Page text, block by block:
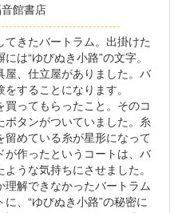
音館書店
きたバートラム。出掛けた
は“ゆびぬき小路”の文字。
、仕立屋がありました。バ
することになります。
ってもらったこと。そのコ
タンがついていました。糸
めている糸が星形になって
作ったというコートは、バ
うな気持ちにさせました。
解できなかったバートラム
、“ゆびぬき小路”の秘密に